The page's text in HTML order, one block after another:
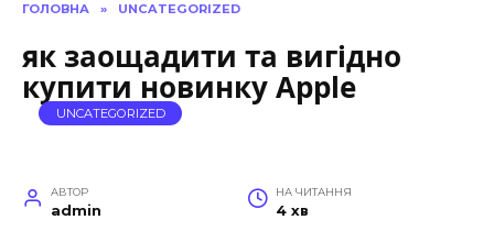
ГОЛОВНА » UNCATEGORIZED
як заощадити та вигідно
купити новинку Apple
UNCATEGORIZED
АВТОР
admin
НА ЧИТАННЯ
4 хв